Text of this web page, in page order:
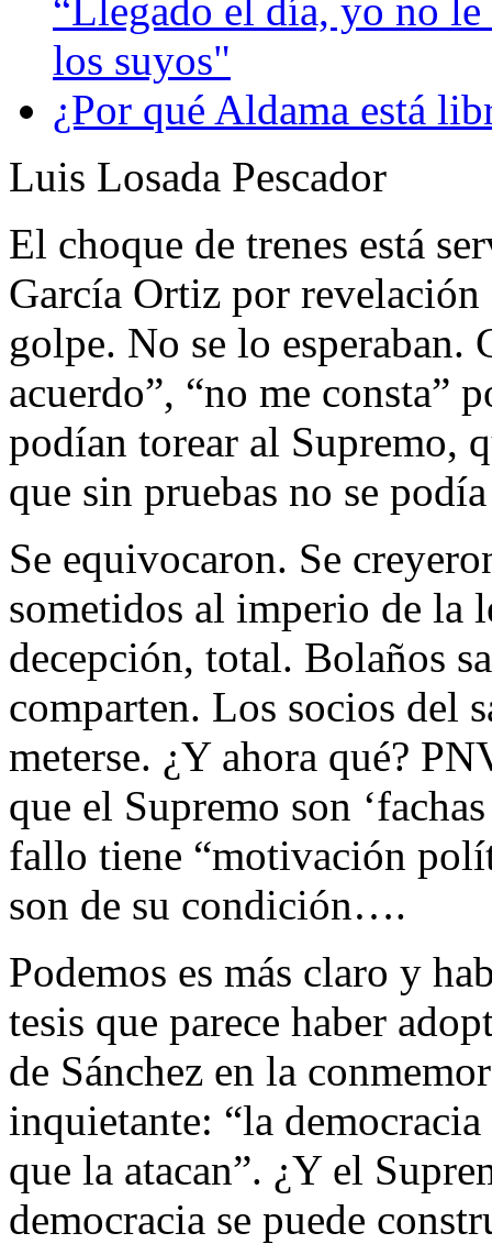
“Llegado el día, yo no
los suyos"
¿Por qué Aldama está
Luis Losada Pescador
El choque de trenes está
García Ortiz por revelación
golpe. No se lo esperaban.
acuerdo”, “no me consta”
podían torear al Supremo,
que sin pruebas no se
Se equivocaron. Se
sometidos al imperio de la
decepción, total. Bolaños
comparten. Los socios del
meterse. ¿Y ahora qué?
que el Supremo son
fallo tiene “motivación
son de su condición….
Podemos es más claro y
tesis que parece haber
de Sánchez en la
inquietante: “la
que la atacan”. ¿Y el
democracia se puede